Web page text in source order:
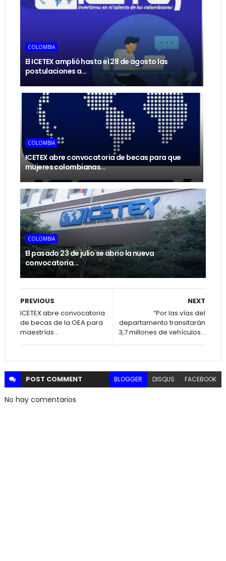
COLOMBIA
El ICETEX amplió hasta el 28 de agosto las
postulaciones a...
COLOMBIA
ICETEX abre convocatoria de becas para que
mujeres colombianas...
COLOMBIA
El pasado 23 de julio se abrio la nueva
convocatoria...
NEXT
“Por las vías del
departamento transitarán
3,7 millones de vehículos...
PREVIOUS
ICETEX abre convocatoria
de becas de la OEA para
maestrías...
POST COMMENT BLOGGER DISQUS FACEBOOK
No hay comentarios